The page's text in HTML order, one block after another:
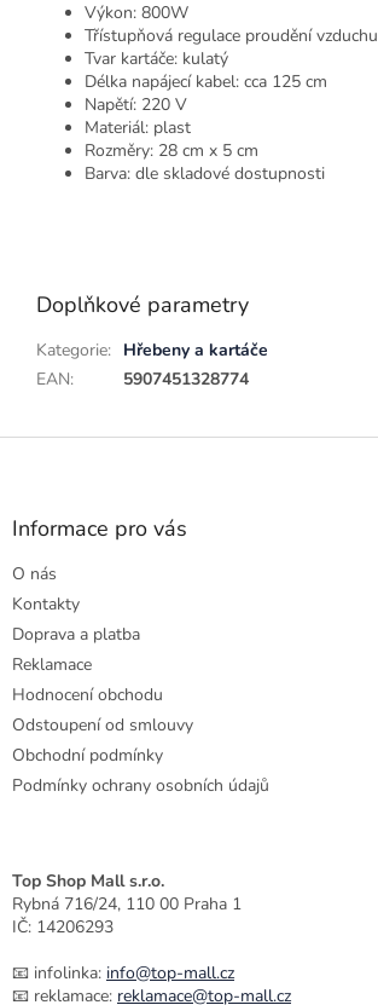
Výkon: 800W
Třístupňová regulace proudění vzduchu
Tvar kartáče: kulatý
Délka napájecí kabel: cca 125 cm
Napětí: 220 V
Materiál: plast
Rozměry: 28 cm x 5 cm
Barva: dle skladové dostupnosti
Doplňkové parametry
Kategorie: Hřebeny a kartáče
EAN: 5907451328774
Z
Informace pro vás
O nás
Kontakty
Doprava a platba
Reklamace
Hodnocení obchodu
Odstoupení od smlouvy
Obchodní podmínky
Podmínky ochrany osobních údajů
Top Shop Mall s.r.o.
Rybná 716/24, 110 00 Praha 1
IČ: 14206293
📧 infolinka: info@top-mall.cz
📧 reklamace: reklamace@top-mall.cz